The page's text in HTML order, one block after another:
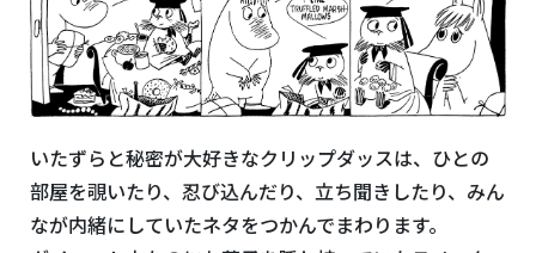
いたずらと秘密が大好きなクリップダッスは、ひとの
部屋を覗いたり、忍び込んだり、立ち聞きしたり、みん
なが内緒にしていたネタをつかんでまわります。